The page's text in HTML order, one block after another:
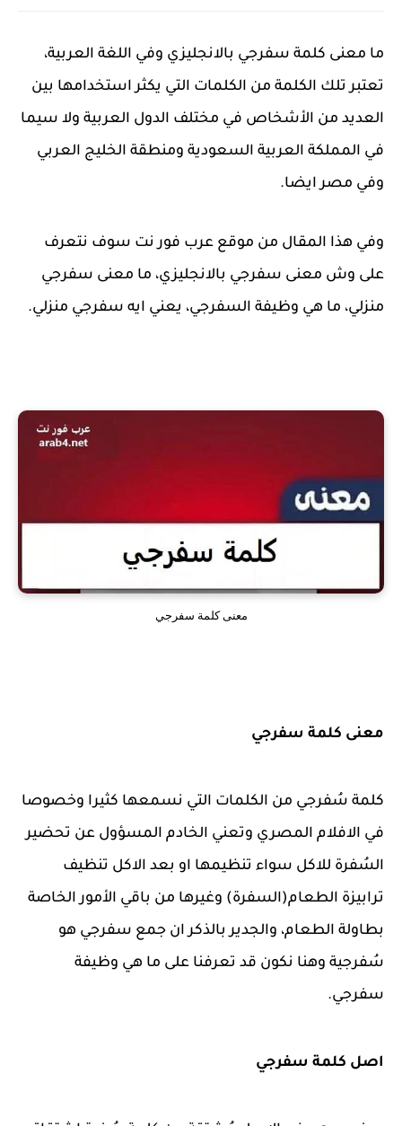
ما معنى كلمة سفرجي بالانجليزي وفي اللغة العربية،
تعتبر تلك الكلمة من الكلمات التي يكثر استخدامها بين
العديد من الأشخاص في مختلف الدول العربية ولا سيما
في المملكة العربية السعودية ومنطقة الخليج العربي
وفي مصر ايضا.
وفي هذا المقال من موقع عرب فور نت سوف نتعرف
على وش معنى سفرجي بالانجليزي، ما معنى سفرجي
منزلي، ما هي وظيفة السفرجي، يعني ايه سفرجي منزلي.
معنى كلمة سفرجي
معنى كلمة سفرجي
كلمة سُفرجي من الكلمات التي نسمعها كثيرا وخصوصا
في الافلام المصري وتعني الخادم المسؤول عن تحضير
السُفرة للاكل سواء تنظيمها او بعد الاكل تنظيف
ترابيزة الطعام(السفرة) وغيرها من باقي الأمور الخاصة
بطاولة الطعام، والجدير بالذكر ان جمع سفرجي هو
سُفرجية وهنا نكون قد تعرفنا على ما هي وظيفة
سفرجي.
اصل كلمة سفرجي